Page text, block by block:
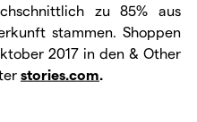
zu 85% aus
stammen. Shoppen
2017 in den & Other
stories.com.